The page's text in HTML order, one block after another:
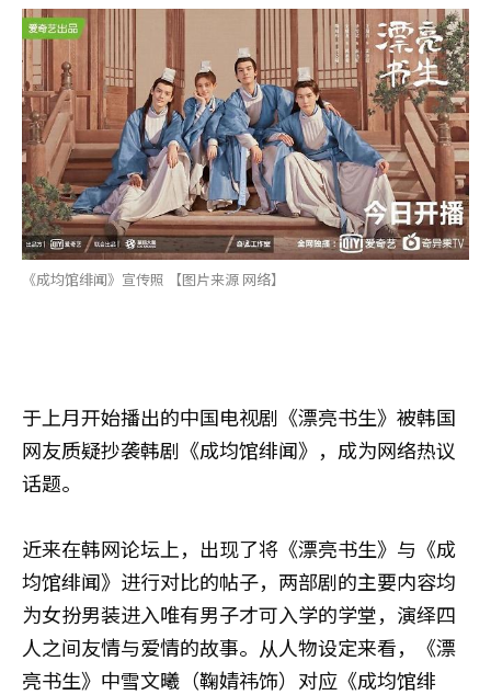
《成均馆绯闻》宣传照 【图片来源 网络】
于上月开始播出的中国电视剧《漂亮书生》被韩国
网友质疑抄袭韩剧《成均馆绯闻》，成为网络热议
话题。
近来在韩网论坛上，出现了将《漂亮书生》与《成
均馆绯闻》进行对比的帖子，两部剧的主要内容均
为女扮男装进入唯有男子才可入学的学堂，演绎四
人之间友情与爱情的故事。从人物设定来看，《漂
亮书生》中雪文曦（鞠婧祎饰）对应《成均馆绯